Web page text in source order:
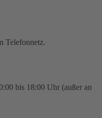
Telefonnetz.
bis 18:00 Uhr (außer an